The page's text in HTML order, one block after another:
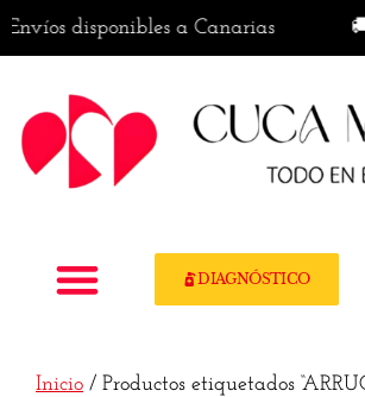
disponibles a Canarias
DIAGNÓSTICO
Inicio / Productos etiquetados